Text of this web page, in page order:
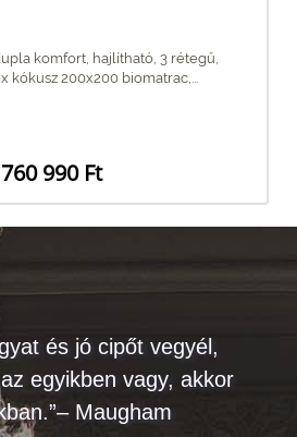
komfort, hajlítható, 3 rétegű,
kókusz 200x200 biomatrac,...
760 990 Ft
és jó cipőt vegyél,
egyikben vagy, akkor
Maugham